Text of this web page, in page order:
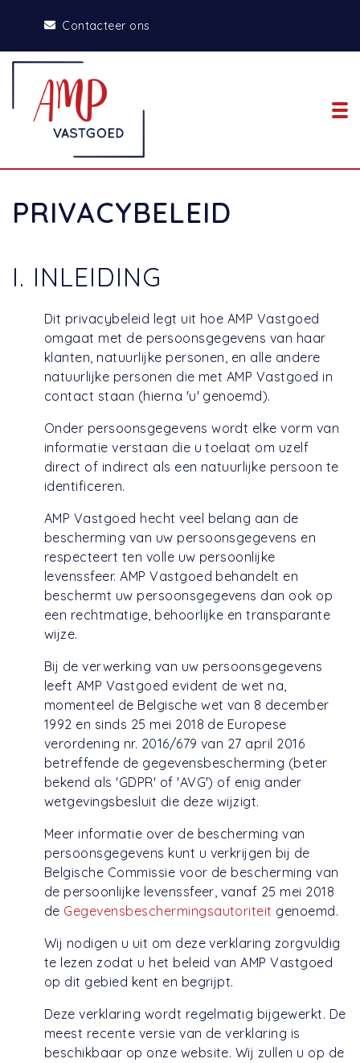
Contacteer ons
PRIVACYBELEID
I. INLEIDING
Dit privacybeleid legt uit hoe AMP Vastgoed
omgaat met de persoonsgegevens van haar
klanten, natuurlijke personen, en alle andere
natuurlijke personen die met AMP Vastgoed in
contact staan (hierna 'u' genoemd).
Onder persoonsgegevens wordt elke vorm van
informatie verstaan die u toelaat om uzelf
direct of indirect als een natuurlijke persoon te
identificeren.
AMP Vastgoed hecht veel belang aan de
bescherming van uw persoonsgegevens en
respecteert ten volle uw persoonlijke
levenssfeer. AMP Vastgoed behandelt en
beschermt uw persoonsgegevens dan ook op
een rechtmatige, behoorlijke en transparante
wijze.
Bij de verwerking van uw persoonsgegevens
leeft AMP Vastgoed evident de wet na,
momenteel de Belgische wet van 8 december
1992 en sinds 25 mei 2018 de Europese
verordening nr. 2016/679 van 27 april 2016
betreffende de gegevensbescherming (beter
bekend als 'GDPR' of 'AVG') of enig ander
wetgevingsbesluit die deze wijzigt.
Meer informatie over de bescherming van
persoonsgegevens kunt u verkrijgen bij de
Belgische Commissie voor de bescherming van
de persoonlijke levenssfeer, vanaf 25 mei 2018
de Gegevensbeschermingsautoriteit genoemd.
Wij nodigen u uit om deze verklaring zorgvuldig
te lezen zodat u het beleid van AMP Vastgoed
op dit gebied kent en begrijpt.
Deze verklaring wordt regelmatig bijgewerkt. De
meest recente versie van de verklaring is
beschikbaar op onze website. Wij zullen u op de